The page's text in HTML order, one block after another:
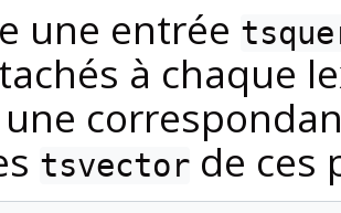
une entrée
à chaque
tsvector de ces